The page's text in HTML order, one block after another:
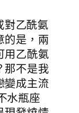
對乙酰氨
的是，兩
用乙酰氨
那不是我
變成主流
水瓶座